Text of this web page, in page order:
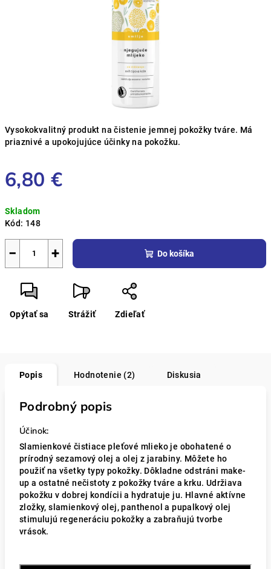
Vysokokvalitný produkt na čistenie jemnej pokožky tváre. Má
priaznivé a upokojujúce účinky na pokožku.
6,80 €
cena:
Skladom
Kód: 148
+
− Do košíka
Opýtať sa Strážiť Zdieľať
Popis Hodnotenie (2) Diskusia
Podrobný popis
Účinok:
Slamienkové čistiace pleťové mlieko je obohatené o
prírodný sezamový olej a olej z jarabiny. Môžete ho
použiť na všetky typy pokožky. Dôkladne odstráni make-
up a ostatné nečistoty z pokožky tváre a krku. Udržiava
pokožku v dobrej kondícii a hydratuje ju. Hlavné aktívne
zložky, slamienkový olej, panthenol a pupalkový olej
stimulujú regeneráciu pokožky a zabraňujú tvorbe
vrások.